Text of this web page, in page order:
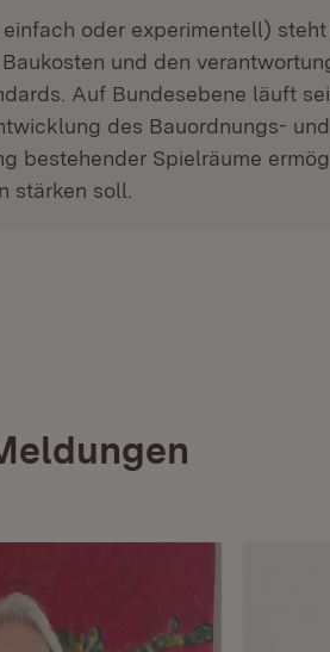
oder experimentell) steht
und den
Auf Bundesebene läuft
des Bauordnungs- und
bestehender Spielräume
stärken soll.